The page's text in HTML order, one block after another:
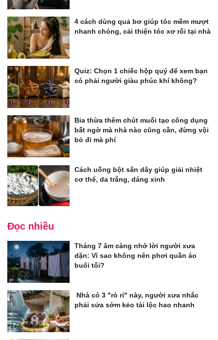
4 cách dùng quả bơ giúp tóc mềm mượt
nhanh chóng, cải thiện tóc xơ rối tại nhà
Quiz: Chọn 1 chiếc hộp quý để xem bạn
có phải người giàu phúc khí không?
Bia thừa thêm chút muối tạo công dụng
bất ngờ mà nhà nào cũng cần, đừng vội
bỏ đi mà phí
Cách uống bột sắn dây giúp giải nhiệt
cơ thể, da trắng, dáng xinh
Đọc nhiều
Tháng 7 âm càng nhớ lời người xưa
dặn: Vì sao không nên phơi quần áo
buổi tối?
Nhà có 3 "rò rỉ" này, người xưa nhắc
phải sửa sớm kẻo tài lộc hao nhanh